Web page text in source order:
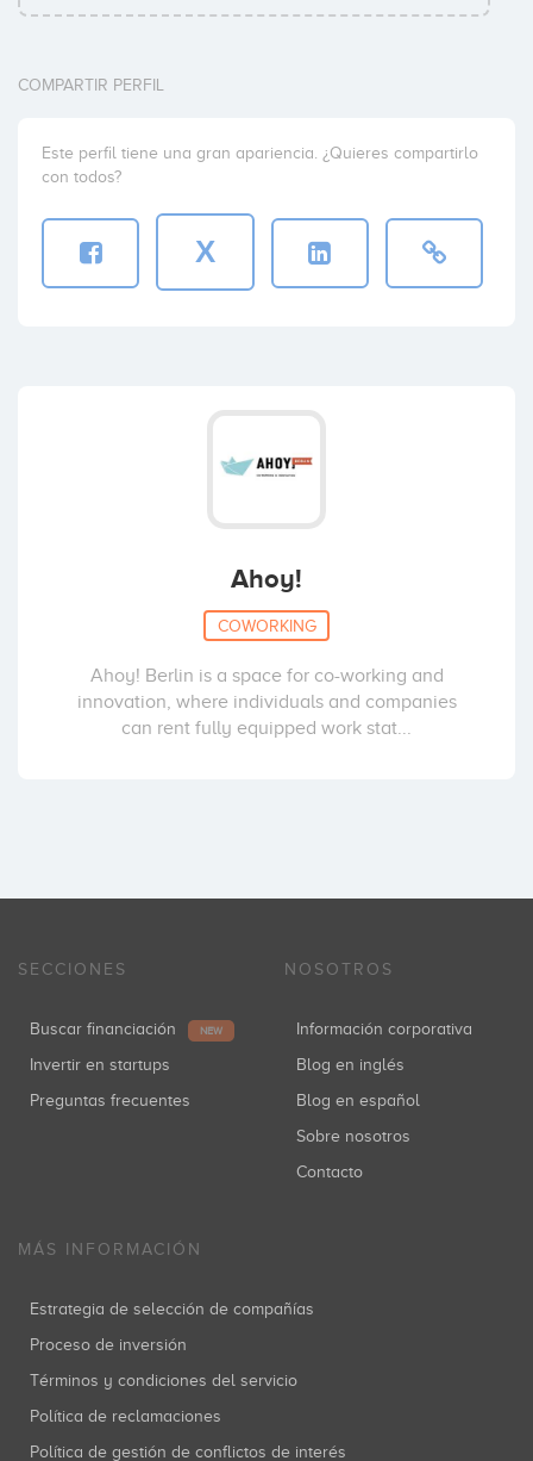
COMPARTIR PERFIL
Este perfil tiene una gran apariencia. ¿Quieres compartirlo
con todos?
X
Ahoy!
COWORKING
Ahoy! Berlin is a space for co-working and
innovation, where individuals and companies
can rent fully equipped work stat...
SECCIONES
Buscar financiación NEW
Invertir en startups
Preguntas frecuentes
NOSOTROS
Información corporativa
Blog en inglés
Blog en español
Sobre nosotros
Contacto
MÁS INFORMACIÓN
Estrategia de selección de compañías
Proceso de inversión
Términos y condiciones del servicio
Política de reclamaciones
Política de gestión de conflictos de interés